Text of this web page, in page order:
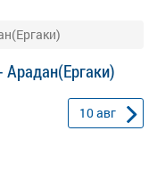
Арадан(Ергаки)
10авг